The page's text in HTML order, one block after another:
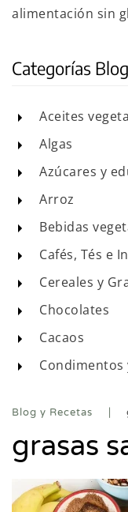
alimentación sin
Categorías Blog
Aceites
Algas
Azúcares y
Arroz
Bebidas
Cafés, Tés e
Cereales y
Chocolates
Cacaos
Condimentos
Blog y Recetas
grasas